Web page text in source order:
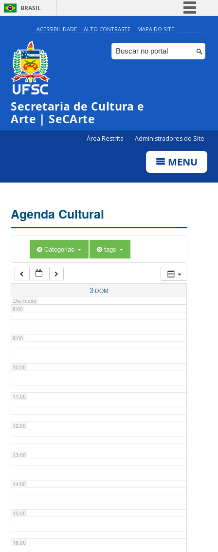
BRASIL
Simplifique!
Comunica BR
Participe
ACESSIBILIDADE ALTO CONTRASTE MAPA DO SITE
Secretaria de Cultura e
Arte | SeCArte
Área Restrita Administradores do Site
MENU
Agenda Cultural
Categorias tags
3 DOM
Dia inteiro
0:00
1:00
5:00
7:00
8:00
9:00
10:00
11:00
12:00
13:00
14:00
15:00
16:00